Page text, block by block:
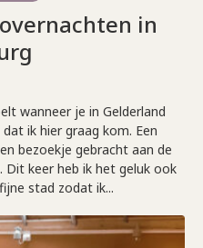
in
wanneer je in Gelderland
ik hier graag kom. Een
bezoekje gebracht aan de
Dit keer heb ik het geluk ook
stad zodat ik...